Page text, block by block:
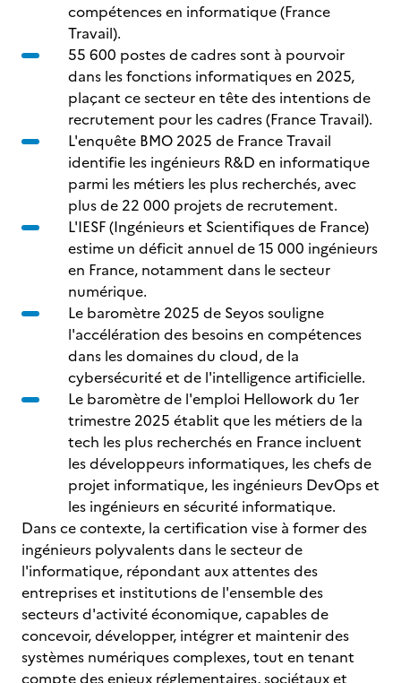
compétences en informatique (France
Travail).
55 600 postes de cadres sont à pourvoir
dans les fonctions informatiques en 2025,
plaçant ce secteur en tête des intentions de
recrutement pour les cadres (France Travail).
L'enquête BMO 2025 de France Travail
identifie les ingénieurs R&D en informatique
parmi les métiers les plus recherchés, avec
plus de 22 000 projets de recrutement.
L'IESF (Ingénieurs et Scientifiques de France)
estime un déficit annuel de 15 000 ingénieurs
en France, notamment dans le secteur
numérique.
Le baromètre 2025 de Seyos souligne
l'accélération des besoins en compétences
dans les domaines du cloud, de la
cybersécurité et de l'intelligence artificielle.
Le baromètre de l'emploi Hellowork du 1er
trimestre 2025 établit que les métiers de la
tech les plus recherchés en France incluent
les développeurs informatiques, les chefs de
projet informatique, les ingénieurs DevOps et
les ingénieurs en sécurité informatique.
Dans ce contexte, la certification vise à former des
ingénieurs polyvalents dans le secteur de
l'informatique, répondant aux attentes des
entreprises et institutions de l'ensemble des
secteurs d'activité économique, capables de
concevoir, développer, intégrer et maintenir des
systèmes numériques complexes, tout en tenant
compte des enjeux réglementaires, sociétaux et